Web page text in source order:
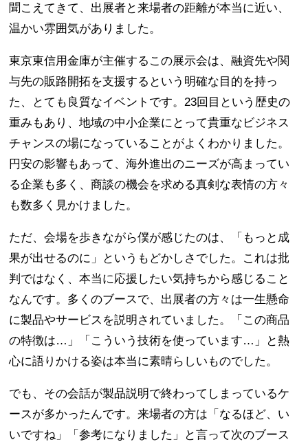
聞こえてきて、出展者と来場者の距離が本当に近い、
温かい雰囲気がありました。
東京東信用金庫が主催するこの展示会は、融資先や関
与先の販路開拓を支援するという明確な目的を持っ
た、とても良質なイベントです。23回目という歴史の
重みもあり、地域の中小企業にとって貴重なビジネス
チャンスの場になっていることがよくわかりました。
円安の影響もあって、海外進出のニーズが高まってい
る企業も多く、商談の機会を求める真剣な表情の方々
も数多く見かけました。
ただ、会場を歩きながら僕が感じたのは、「もっと成
果が出せるのに」というもどかしさでした。これは批
判ではなく、本当に応援したい気持ちから感じること
なんです。多くのブースで、出展者の方々は一生懸命
に製品やサービスを説明されていました。「この商品
の特徴は…」「こういう技術を使っています…」と熱
心に語りかける姿は本当に素晴らしいものでした。
でも、その会話が製品説明で終わってしまっているケ
ースが多かったんです。来場者の方は「なるほど、い
いですね」「参考になりました」と言って次のブース